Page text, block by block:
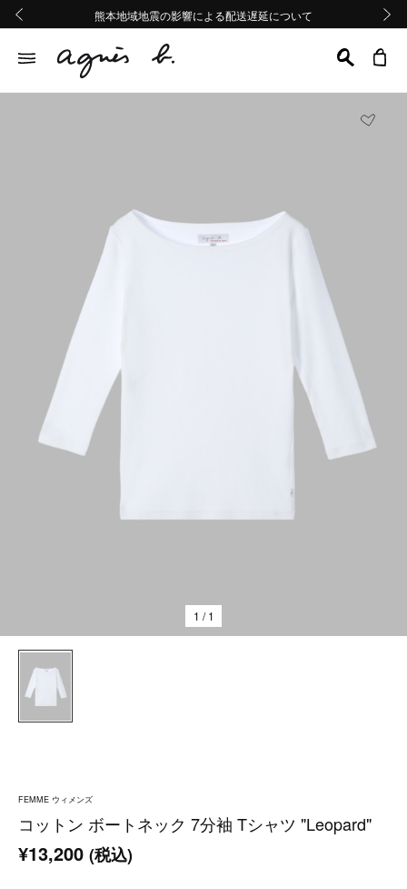
熊本地域地震の影響による配送遅延について
Summer Sale 2buy10%OFF!!
熊本地域地震の影響による配送遅延について
Summer Sale 2buy10%OFF!!
1 / 1
FEMME ウィメンズ
コットン ボートネック 7分袖 Tシャツ "Leopard"
¥13,200 (税込)